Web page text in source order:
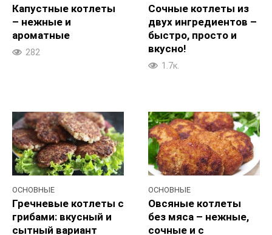
Капустные котлеты
– нежные и
ароматные
282
Сочные котлеты из
двух ингредиентов –
быстро, просто и
вкусно!
1.7к.
ОСНОВНЫЕ
Гречневые котлеты с
грибами: вкусный и
сытный вариант
ОСНОВНЫЕ
Овсяные котлеты
без мяса – нежные,
сочные и с